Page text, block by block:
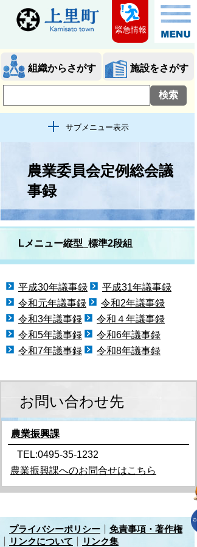
組織からさがす 施設をさがす
サブメニュー表示
緊急情報
農業委員会定例総会議
事録
Lメニュー縦型_標準2段組
平成30年議事録
平成31年議事録
令和元年議事録
令和2年議事録
令和3年議事録
令和４年議事録
令和5年議事録
令和6年議事録
令和7年議事録
令和8年議事録
お問い合わせ先
農業振興課
TEL:0495-35-1232
農業振興課へのお問合せはこちら
プライバシーポリシー
免責事項・著作権
リンクについて
リンク集